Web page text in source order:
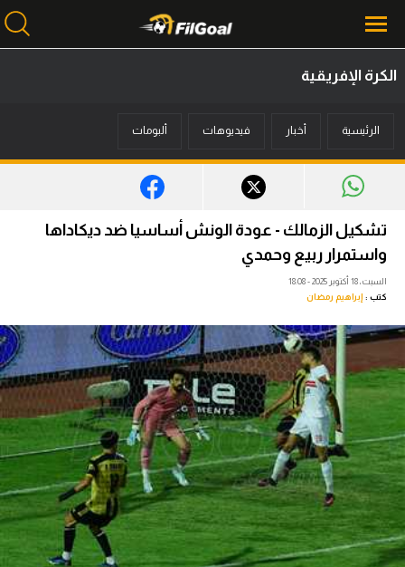
أخبار
ميركاتو
فانتازي في الجول
مسابقة التوقعات
فيديوهات
عدسات
آراء حرة
ركن الألعاب
بطولات
أمريكا 2026
الكرة الإفريقية
الرئيسية أخبار فيديوهات ألبومات
تشكيل الزمالك - عودة الونش أساسيا ضد ديكاداها
واستمرار ربيع وحمدي
السبت، 18 أكتوبر 2025 - 18:08
كتب : إبراهيم رمضان